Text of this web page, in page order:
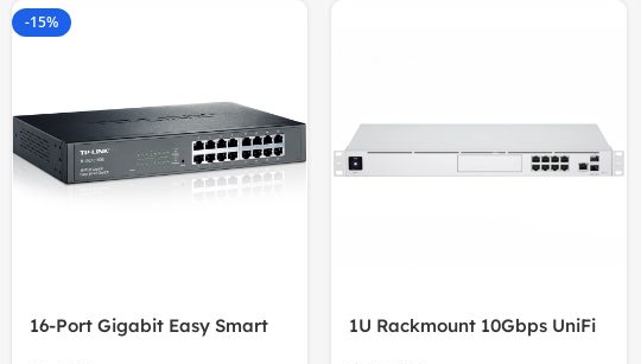
-15%
16-Port Gigabit Easy Smart
1U Rackmount 10Gbps UniFi